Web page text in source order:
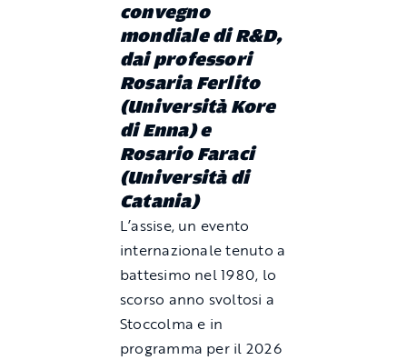
convegno
mondiale di R&D,
dai professori
Rosaria Ferlito
(Università Kore
di Enna) e
Rosario Faraci
(Università di
Catania)
L’assise, un evento
internazionale tenuto a
battesimo nel 1980, lo
scorso anno svoltosi a
Stoccolma e in
programma per il 2026